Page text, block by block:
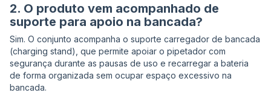
2. O produto vem acompanhado de
suporte para apoio na bancada?
Sim. O conjunto acompanha o suporte carregador de bancada
(charging stand), que permite apoiar o pipetador com
segurança durante as pausas de uso e recarregar a bateria
de forma organizada sem ocupar espaço excessivo na
bancada.